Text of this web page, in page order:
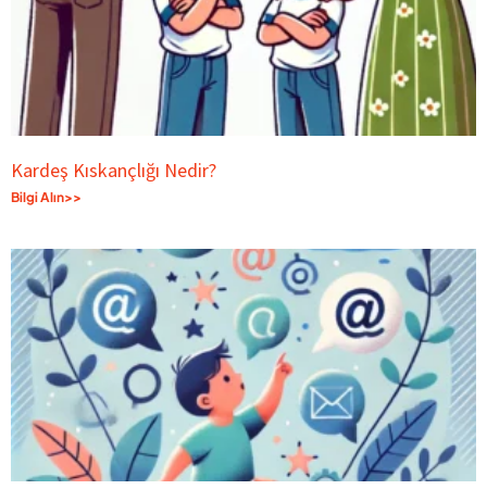
Kardeş Kıskançlığı Nedir?
Bilgi Alın>>